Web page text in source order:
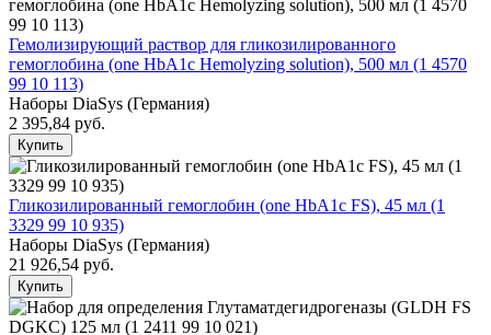
Гемолизирующий раствор для гликозилированного
гемоглобина (one HbA1c Hemolyzing solution), 500 мл (1 4570
99 10 113)
Наборы DiaSys (Германия)
2 395,84 руб.
Купить
Гликозилированный гемоглобин (one HbA1c FS), 45 мл (1
3329 99 10 935)
Наборы DiaSys (Германия)
21 926,54 руб.
Купить